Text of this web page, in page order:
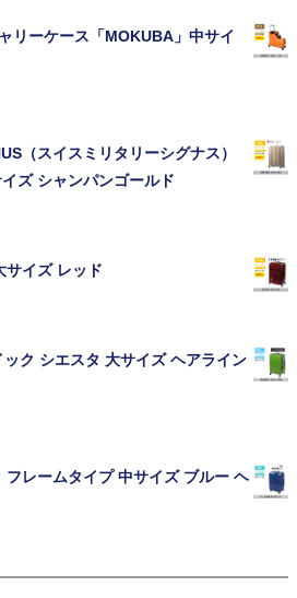
リーケース「MOKUBA」中サイ
（スイスミリタリーシグナス）
ズ シャンパンゴールド
サイズ レッド
ク シエスタ 大サイズ ヘアライン
フレームタイプ 中サイズ ブルー ヘ